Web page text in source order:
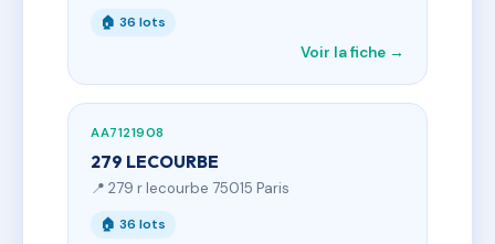
🏠 36 lots
Voir la fiche →
AA7121908
279 LECOURBE
📍 279 r lecourbe 75015 Paris
🏠 36 lots